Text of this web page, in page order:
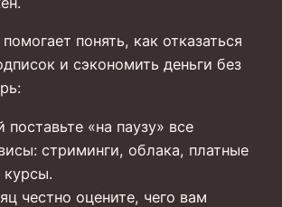
понять, как отказаться
и сэкономить деньги без
«на паузу» все
стриминги, облака, платные
честно оцените, чего вам